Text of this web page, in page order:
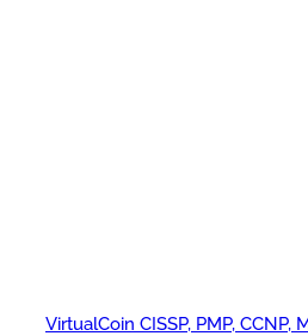
VirtualCoin CISSP, PMP, CCNP,